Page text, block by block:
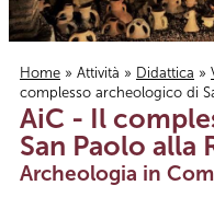
Tu sei qui
Home » Attività » Didattica »
complesso archeologico di
AiC - Il
San Paolo alla
Archeologia in